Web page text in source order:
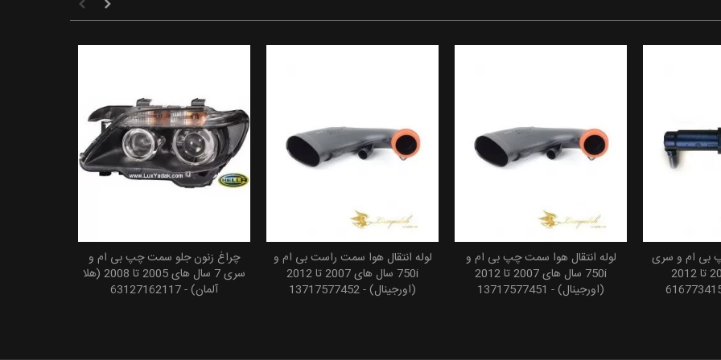
افزودن به سبد خرید
چراغ زنون جلو سمت چپ بی ام و
سری 7 سال های 2005 تا 2008 (هلا
آلمان) - 63127162117
افزودن به سبد خرید
لوله انتقال هوا سمت راست بی ام و
750i سال های 2007 تا 2012
(اورجینال) - 13717577452
افزودن به سبد خرید
لوله انتقال هوا سمت چپ بی ام و
750i سال های 2007 تا 2012
(اورجینال) - 13717577451
خرید
بی ام و سری
7 سال های 2007 تا 2012